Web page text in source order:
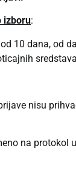
izboru:
10 dana, od
nisu
na protokol